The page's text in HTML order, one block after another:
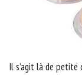
Il s’agit là de petite